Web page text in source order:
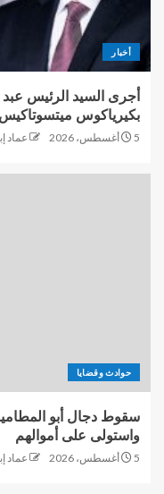
أخبار
أجرى السيد الرئيس عبد
بكيرياكوس
5 أغسطس، 2026 عماد
حوادث وقضايا
سقوط دجال أبو
واستولى على أموالهم
5 أغسطس، 2026 عماد